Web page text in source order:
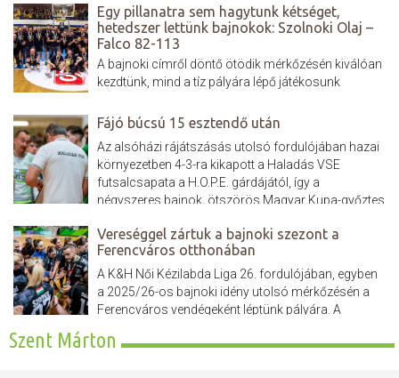
Egy pillanatra sem hagytunk kétséget,
hetedszer lettünk bajnokok: Szolnoki Olaj –
Falco 82-113
A bajnoki címről döntő ötödik mérkőzésén kiválóan
kezdtünk, mind a tíz pályára lépő játékosunk
valóságos kosáresőt zúdítottunk rájuk, a félidőben,
14 pont volt az előnyünk. A harmadik játékrészben
teljesen szétestek a hazaiak, a hajrában pedig jól
menedzseltük...
Fájó búcsú 15 esztendő után
Az alsóházi rájátszásás utolsó fordulójában hazai
környezetben 4-3-ra kikapott a Haladás VSE
futsalcsapata a H.O.P.E. gárdájától, így a
négyszeres bajnok, ötszörös Magyar Kupa-győztes
utolsó mérkőzése előtt tudni lehetett, hogy a
Haladás számára még...
Vereséggel zártuk a bajnoki szezont a
Ferencváros otthonában
A K&H Női Kézilabda Liga 26. fordulójában, egyben
a 2025/26-os bajnoki idény utolsó mérkőzésén a
Ferencváros vendégeként léptünk pályára. A
játékkal és gyors támadásokkal igyekezett tartani a
Szent Márton